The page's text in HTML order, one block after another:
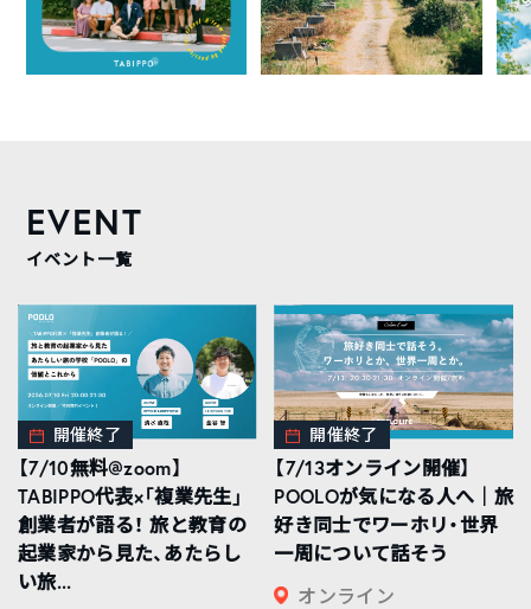
EVENT
イベント一覧
開催終了
【7/10無料@zoom】
TABIPPO代表×「複業先生」
創業者が語る！ 旅と教育の
起業家から見た、あたらし
い旅...
開催終了
【7/13オンライン開催】
POOLOが気になる人へ｜旅
好き同士でワーホリ・世界
一周について話そう
オンライン